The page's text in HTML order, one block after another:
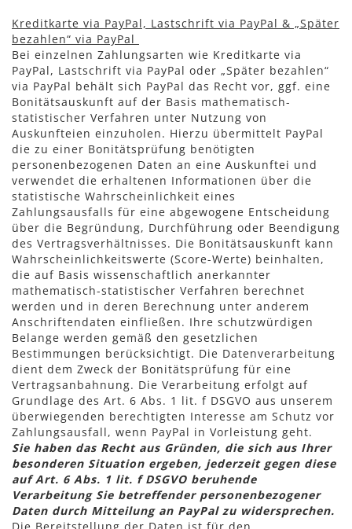
Kreditkarte via PayPal, Lastschrift via PayPal & „Später
bezahlen“ via PayPal
Bei einzelnen Zahlungsarten wie Kreditkarte via
PayPal, Lastschrift via PayPal oder „Später bezahlen“
via PayPal behält sich PayPal das Recht vor, ggf. eine
Bonitätsauskunft auf der Basis mathematisch-
statistischer Verfahren unter Nutzung von
Auskunfteien einzuholen. Hierzu übermittelt PayPal
die zu einer Bonitätsprüfung benötigten
personenbezogenen Daten an eine Auskunftei und
verwendet die erhaltenen Informationen über die
statistische Wahrscheinlichkeit eines
Zahlungsausfalls für eine abgewogene Entscheidung
über die Begründung, Durchführung oder Beendigung
des Vertragsverhältnisses. Die Bonitätsauskunft kann
Wahrscheinlichkeitswerte (Score-Werte) beinhalten,
die auf Basis wissenschaftlich anerkannter
mathematisch-statistischer Verfahren berechnet
werden und in deren Berechnung unter anderem
Anschriftendaten einfließen. Ihre schutzwürdigen
Belange werden gemäß den gesetzlichen
Bestimmungen berücksichtigt. Die Datenverarbeitung
dient dem Zweck der Bonitätsprüfung für eine
Vertragsanbahnung. Die Verarbeitung erfolgt auf
Grundlage des Art. 6 Abs. 1 lit. f DSGVO aus unserem
überwiegenden berechtigten Interesse am Schutz vor
Zahlungsausfall, wenn PayPal in Vorleistung geht.
Sie haben das Recht aus Gründen, die sich aus Ihrer
besonderen Situation ergeben, jederzeit gegen diese
auf Art. 6 Abs. 1 lit. f DSGVO beruhende
Verarbeitung Sie betreffender personenbezogener
Daten durch Mitteilung an PayPal zu widersprechen.